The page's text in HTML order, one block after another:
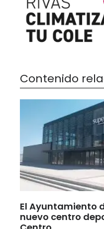
Contenido
El Ayuntamiento
nuevo centro